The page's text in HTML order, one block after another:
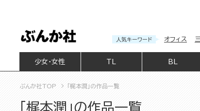
人気キーワード オフィス
少女・女性 BL
ぶんか社TOP 「梶本潤」の作品一覧
「梶本潤」の作品一覧